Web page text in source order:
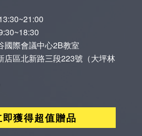
國際會議中心2B教室
店區北新路三段223號（大坪林
獲得超值贈品